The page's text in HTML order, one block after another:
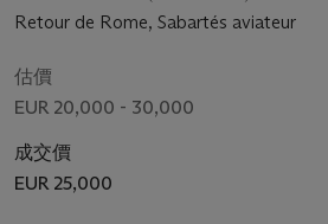
Retour de Rome, Sabartés aviateur
估價
EUR 20,000 - 30,000
成交價
EUR 25,000